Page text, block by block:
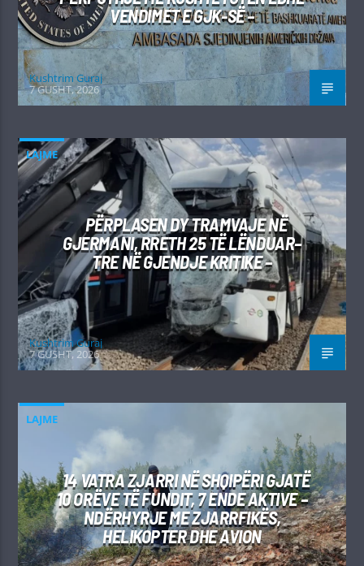
VENDIMET E GJK-SË –
Kushtrim Guraj
7 GUSHT, 2026
LAJME
PËRPLASEN DY TRAMVAJE NË
GJERMANI, RRETH 25 TË LËNDUAR–
TRE NË GJENDJE KRITIKE –
Kushtrim Guraj
7 GUSHT, 2026
LAJME
14 VATRA ZJARRI NË SHQIPËRI GJATË
10 ORËVE TË FUNDIT, 7 ENDE AKTIVE –
NDËRHYRJE ME ZJARRFIKËS,
HELIKOPTER DHE AVION